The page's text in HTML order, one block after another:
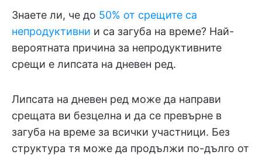
Знаете ли, че до 50% от срещите са
непродуктивни и са загуба на време? Най-
вероятната причина за непродуктивните
срещи е липсата на дневен ред.
Липсата на дневен ред може да направи
срещата ви безцелна и да се превърне в
загуба на време за всички участници. Без
структура тя може да продължи по-дълго от